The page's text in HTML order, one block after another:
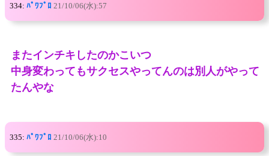
334: ﾊﾟﾜﾌﾟﾛ 21/10/06(水):57
またインチキしたのかこいつ
中身変わってもサクセスやってんのは別人がやって
たんやな
335: ﾊﾟﾜﾌﾟﾛ 21/10/06(水):10